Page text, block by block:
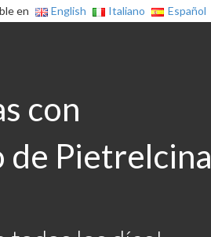
en English Italiano Español
con
de Pietrelcina